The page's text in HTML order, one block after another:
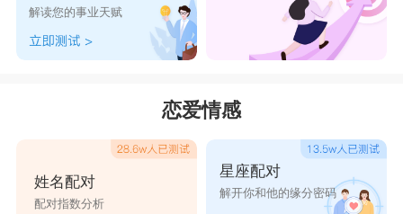
解读您的事业天赋
恋爱情感
姓名配对
配对指数分析
星座配对
解开你和他的缘分密码